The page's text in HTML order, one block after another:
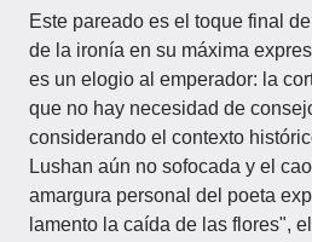
Este pareado es el toque final
de la ironía en su máxima
es un elogio al emperador: la
que no hay necesidad de
considerando el contexto
Lushan aún no sofocada y el
amargura personal del poeta
lamento la caída de las flores",